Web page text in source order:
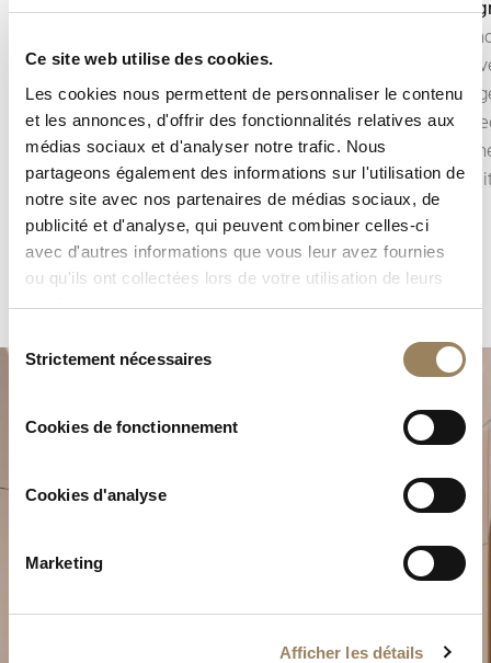
Ce site web utilise des cookies.
Les cookies nous permettent de personnaliser le contenu
et les annonces, d'offrir des fonctionnalités relatives aux
médias sociaux et d'analyser notre trafic. Nous
partageons également des informations sur l'utilisation de
notre site avec nos partenaires de médias sociaux, de
publicité et d'analyse, qui peuvent combiner celles-ci
avec d'autres informations que vous leur avez fournies
ou qu'ils ont collectées lors de votre utilisation de leurs
services.
duStrictement nécessaires
Cookies de fonctionnement
Cookies d'analyse
Marketing
Afficher les détails
Affichage seconde
précision l’écoulement du temps.
Selon la construction du mouvement, il peut
prendre la forme d’une seconde centrale ou
d’une petite seconde décentrée, intégrée à
l’architecture du cadran.
Le
courts
Chez
une
de
Planifiez votre moment
Explorez nos créations horlogères dans l’une de nos
boutiques.